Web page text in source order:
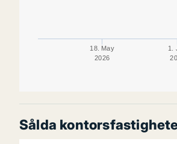
18. May
2026
1.
Sålda